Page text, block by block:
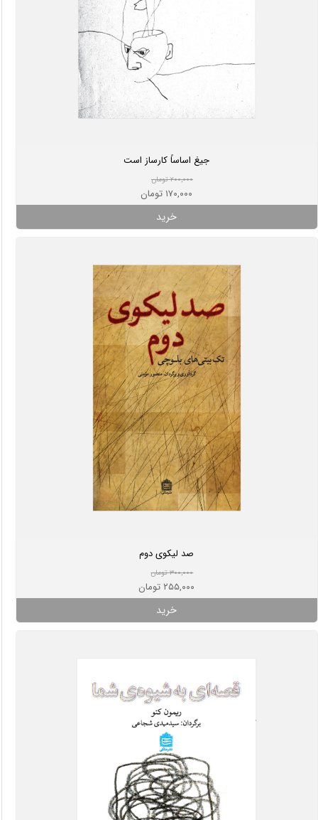
جیغ اساساً کارساز است
۲۰۰,۰۰۰ تومان
۱۷۰,۰۰۰ تومان
خرید
صد لیکوی دوم
۳۰۰,۰۰۰ تومان
۲۵۵,۰۰۰ تومان
خرید